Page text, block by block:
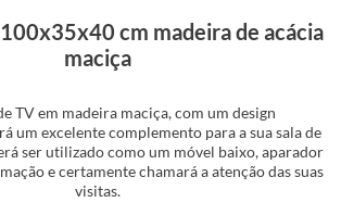
cm madeira de acácia
maciça
TV em madeira maciça, com um design
um excelente complemento para a sua sala de
ser utilizado como um móvel baixo, aparador
e certamente chamará a atenção das suas
visitas.